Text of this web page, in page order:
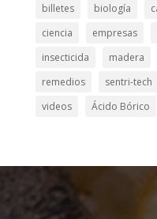
billetes biología
ciencia
empresas
insecticida
madera
remedios
sentri-tech
videos
Ácido Bórico